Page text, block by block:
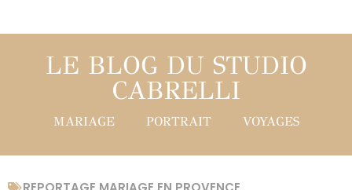
LE BLOG DU STUDIO
CABRELLI
MARIAGE PORTRAIT VOYAGES